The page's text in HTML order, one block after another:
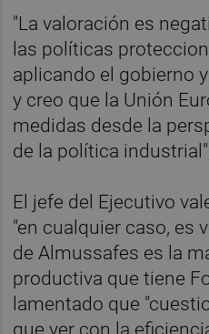
"La valoración es
las políticas
aplicando el gobierno
y creo que la Unión
medidas desde la
de la política
El jefe del Ejecutivo
"en cualquier caso, es
de Almussafes es la
productiva que tiene
lamentado que
que ver con la